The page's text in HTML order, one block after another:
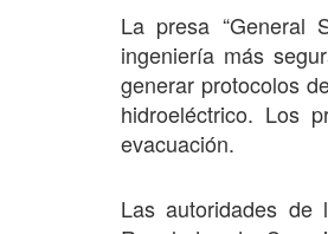
La presa “General
ingeniería más
generar protocolos
hidroeléctrico. Los
evacuación.
Las autoridades de